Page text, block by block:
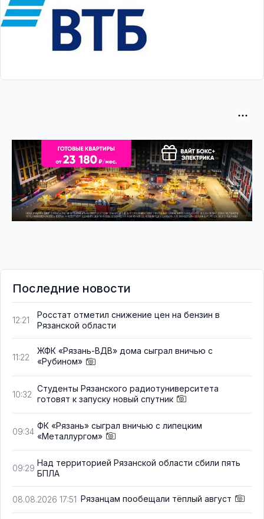
Последние новости
12:21
Росстат отметил снижение цен на бензин в
Рязанской области
11:22
ЖФК «Рязань-ВДВ» дома сыграл вничью с
«Рубином»
10:32
Студенты Рязанского радиотуниверситета
готовят к запуску новый спутник
09:34
ФК «Рязань» сыграл вничью с липецким
«Металлургом»
09:29
Над территорией Рязанской области сбили пять
БПЛА
08.08.2026 17:51 Рязанцам пообещали тёплый август